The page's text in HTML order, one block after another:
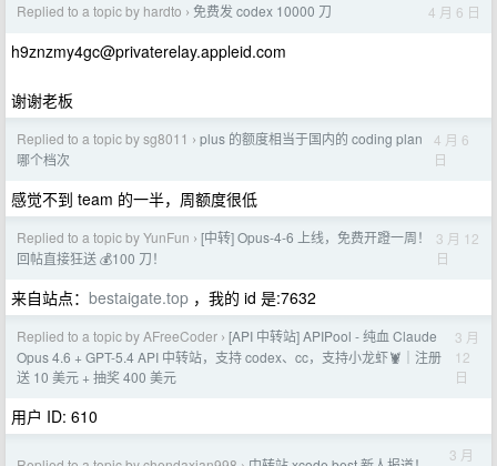
Replied to a topic by hardto › 免费发 codex 10000 刀 4 月 6 日
h9znzmy4gc@privaterelay.appleid.com
谢谢老板
Replied to a topic by sg8011 › plus 的额度相当于国内的 coding plan
哪个档次
4 月 6
日
感觉不到 team 的一半，周额度很低
Replied to a topic by YunFun › [中转] Opus-4-6 上线，免费开蹬一周！
回帖直接狂送 💰100 刀！
3 月 12
日
来自站点： bestaigate.top ，我的 id 是:7632
Replied to a topic by AFreeCoder › [API 中转站] APIPool - 纯血 Claude
Opus 4.6 + GPT-5.4 API 中转站，支持 codex、cc，支持小龙虾🦞｜注册
送 10 美元 + 抽奖 400 美元
3 月
12
日
用户 ID: 610
3 月